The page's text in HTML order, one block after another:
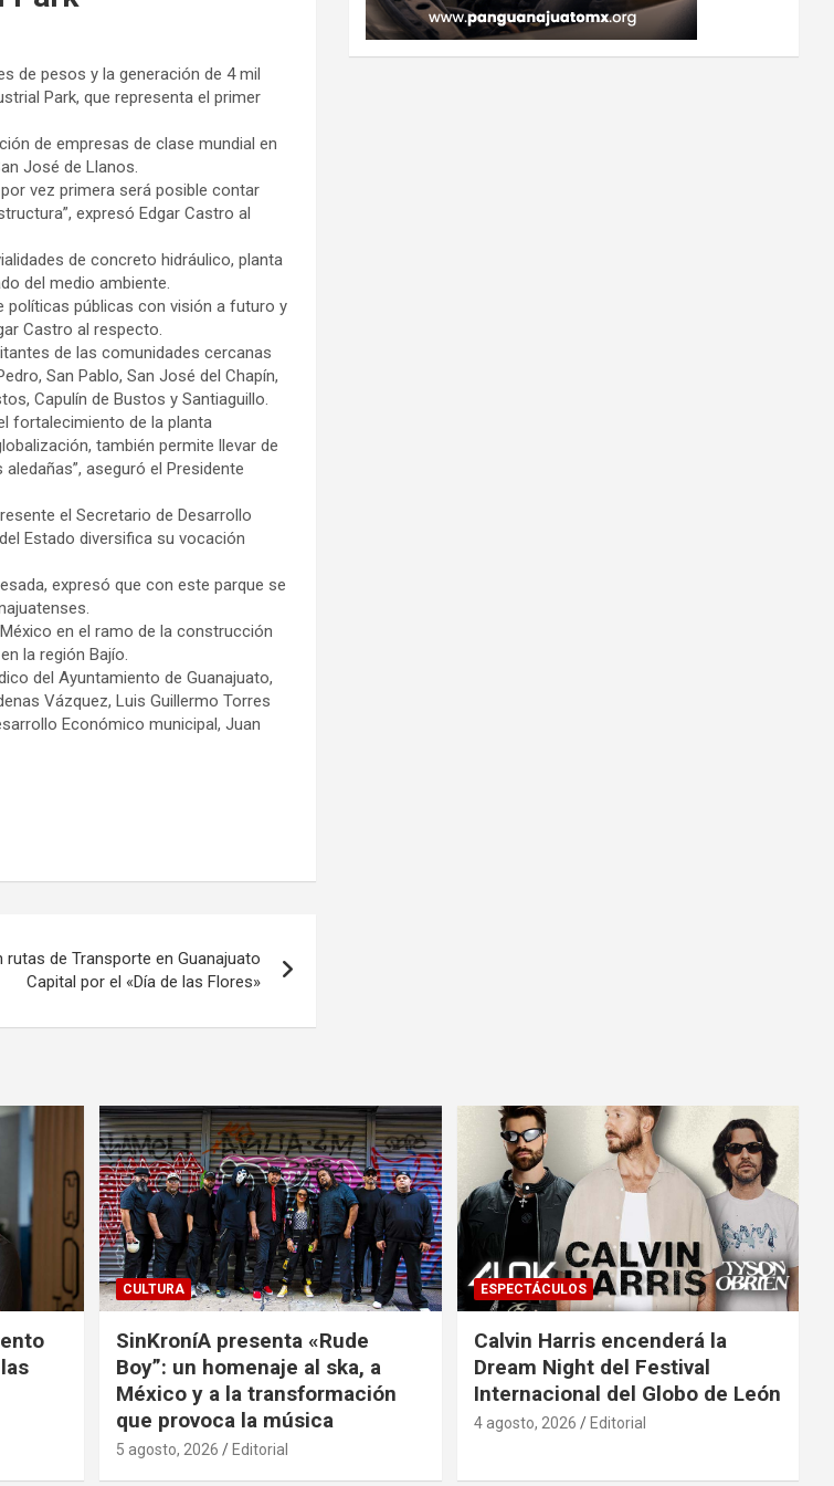
de pesos y la generación de 4 mil
Park, que representa el primer
de empresas de clase mundial en
José de Llanos.
vez primera será posible contar
expresó Edgar Castro al
de concreto hidráulico, planta
del medio ambiente.
políticas públicas con visión a futuro y
Castro al respecto.
de las comunidades cercanas
San Pablo, San José del Chapín,
Capulín de Bustos y Santiaguillo.
fortalecimiento de la planta
también permite llevar de
aseguró el Presidente
el Secretario de Desarrollo
Estado diversifica su vocación
expresó que con este parque se
en el ramo de la construcción
la región Bajío.
del Ayuntamiento de Guanajuato,
Vázquez, Luis Guillermo Torres
Económico municipal, Juan
rutas de Transporte en Guanajuato
Capital por el «Día de las Flores»
CULTURA
SinKroníA presenta «Rude
Boy”: un homenaje al ska, a
México y a la transformación
que provoca la música
5 agosto, 2026 Editorial
ESPECTÁCULOS
Calvin Harris encenderá la
Dream Night del Festival
Internacional del Globo de León
4 agosto, 2026 Editorial